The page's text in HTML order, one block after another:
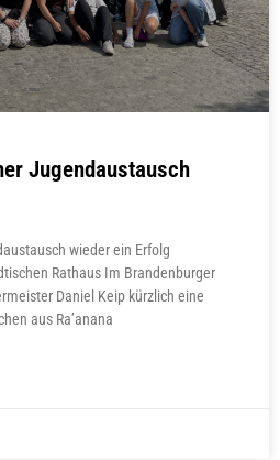
Jugendaustausch
wieder ein Erfolg
Rathaus Im Brandenburger
Daniel Keip kürzlich eine
aus Ra’anana